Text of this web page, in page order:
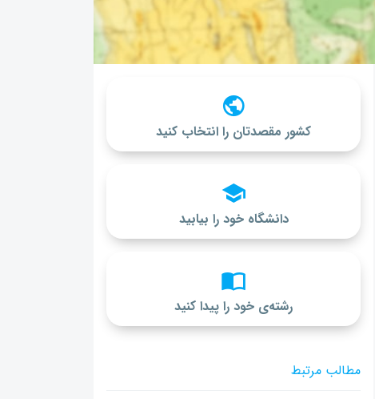
کشور مقصدتان را انتخاب کنید
دانشگاه خود را بیابید
رشته‌ی خود را پیدا کنید
مطالب مرتبط